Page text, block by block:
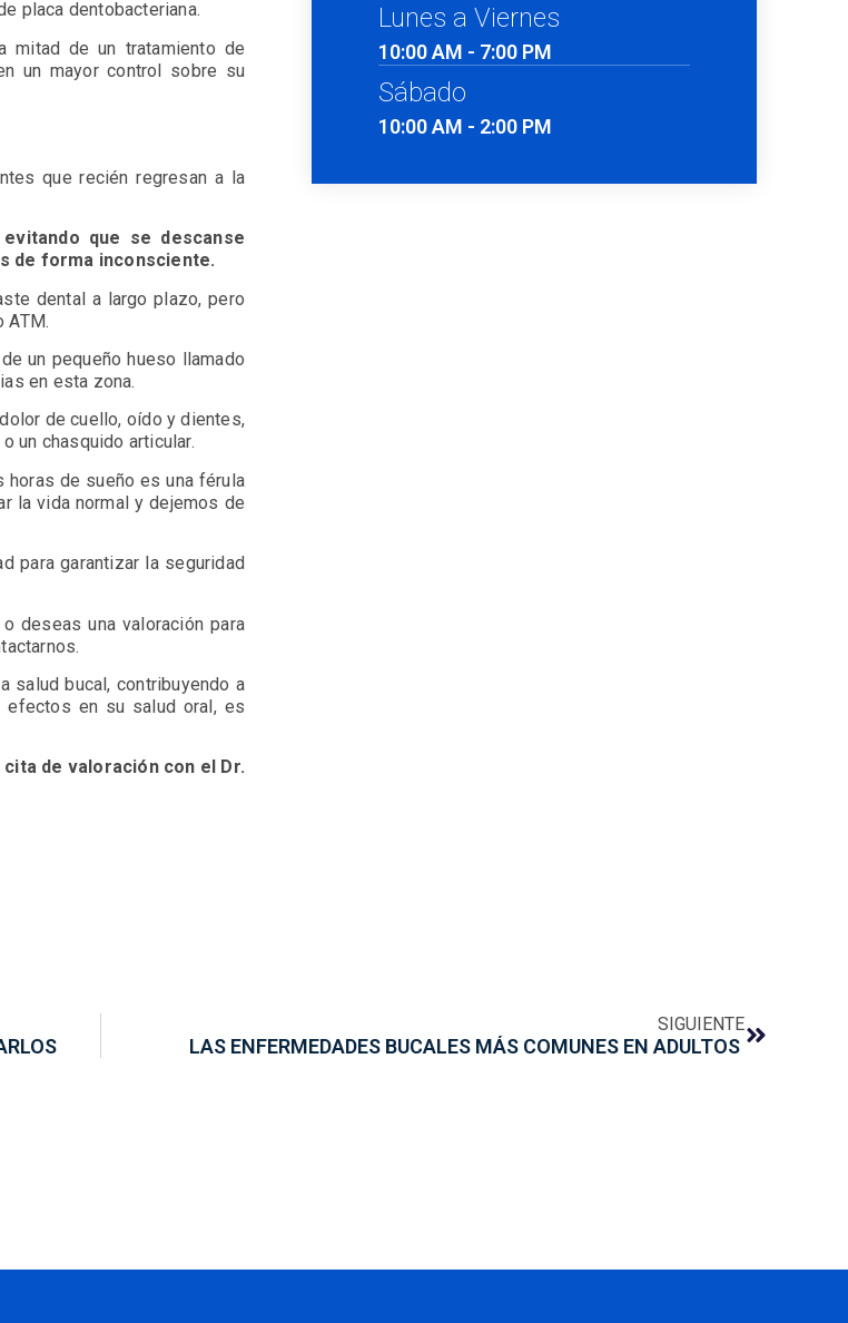
placa dentobacteriana.
mitad de un tratamiento de
un mayor control sobre su
que recién regresan a la
que se descanse
de forma inconsciente.
dental a largo plazo, pero
ATM.
un pequeño hueso llamado
en esta zona.
de cuello, oído y dientes,
un chasquido articular.
horas de sueño es una férula
la vida normal y dejemos de
para garantizar la seguridad
deseas una valoración para
salud bucal, contribuyendo a
efectos en su salud oral, es
de valoración con el Dr.
Lunes a Viernes
10:00 AM - 7:00 PM
Sábado
10:00 AM - 2:00 PM
SIGUIENTE
LAS ENFERMEDADES BUCALES MÁS COMUNES EN ADULTOS